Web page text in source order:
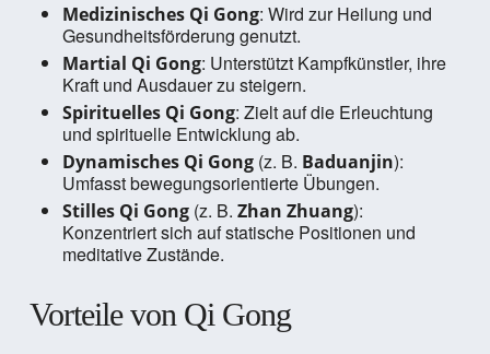
Medizinisches Qi Gong: Wird zur Heilung und
Gesundheitsförderung genutzt.
Martial Qi Gong: Unterstützt Kampfkünstler, ihre
Kraft und Ausdauer zu steigern.
Spirituelles Qi Gong: Zielt auf die Erleuchtung
und spirituelle Entwicklung ab.
Dynamisches Qi Gong(z. B. Baduanjin):
Umfasst bewegungsorientierte Übungen.
Stilles Qi Gong(z. B. Zhan Zhuang):
Konzentriert sich auf statische Positionen und
meditative Zustände.
Vorteile von Qi Gong